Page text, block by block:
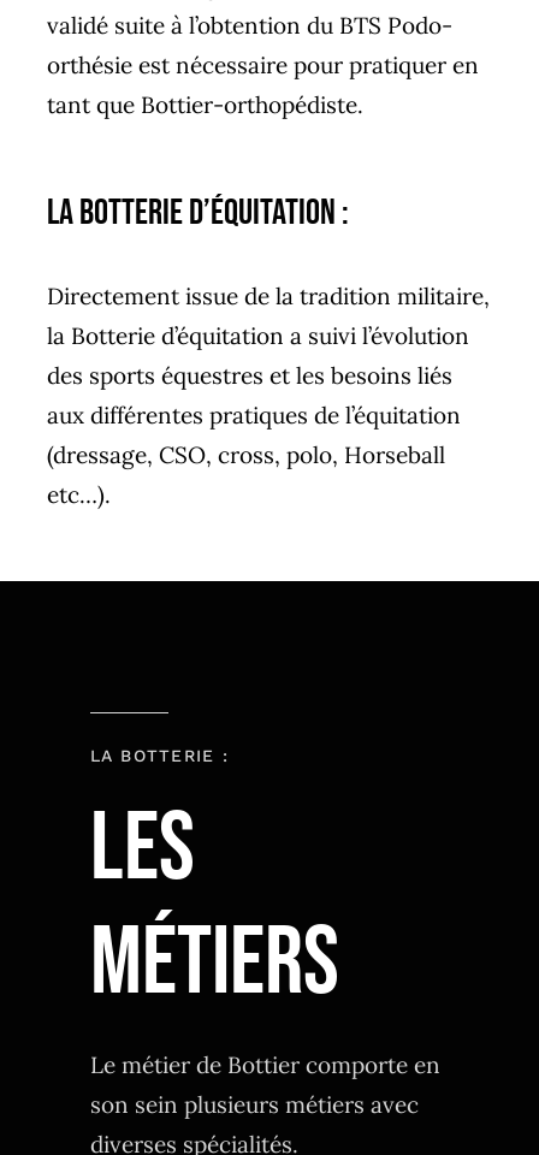
validé suite à l’obtention du BTS Podo-
orthésie est nécessaire pour pratiquer en
tant que Bottier-orthopédiste.
La Botterie d’équitation :
Directement issue de la tradition militaire,
la Botterie d’équitation a suivi l’évolution
des sports équestres et les besoins liés
aux différentes pratiques de l’équitation
(dressage, CSO, cross, polo, Horseball
etc…).
LA BOTTERIE :
Les
métiers
Le métier de Bottier comporte en
son sein plusieurs métiers avec
diverses spécialités.